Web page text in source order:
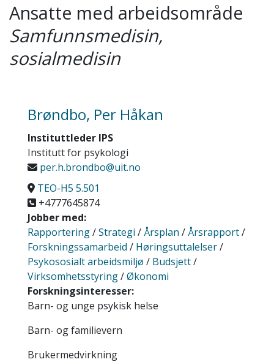
Ansatte med arbeidsområde
Samfunnsmedisin,
sosialmedisin
Brøndbo, Per Håkan
Instituttleder IPS
Institutt for psykologi
per.h.brondbo@uit.no
TEO-H5 5.501
+4777645874
Jobber med:
Rapportering/Strategi /Årsplan /Årsrapport/
Forskningssamarbeid / Høringsuttalelser/
Psykososialt arbeidsmiljø / Budsjett/
Virksomhetsstyring/Økonomi
Forskningsinteresser:
Barn- og unge psykisk helse
Barn- og familievern
Brukermedvirkning